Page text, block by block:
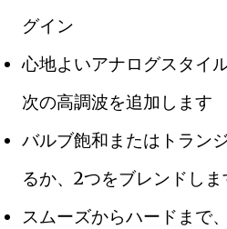
グイン
心地よいアナログスタイ
次の高調波を追加します
バルブ飽和またはトラン
るか、2つをブレンドしま
スムーズからハードまで